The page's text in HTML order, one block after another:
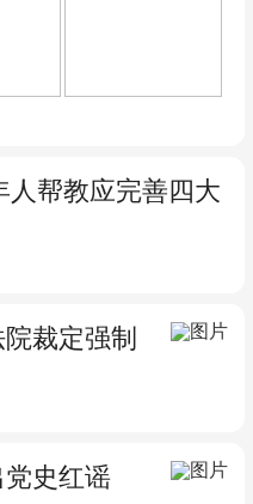
人帮教应完善四大
裁定强制
史红谣